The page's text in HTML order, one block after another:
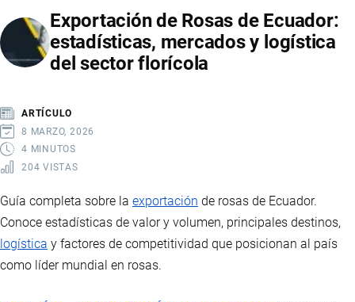
Exportación de Rosas de Ecuador:
estadísticas, mercados y logística
del sector florícola
ARTÍCULO
8 MARZO, 2026
4 MINUTOS
204 VISTAS
Guía completa sobre la exportación de rosas de Ecuador.
Conoce estadísticas de valor y volumen, principales destinos,
logística y factores de competitividad que posicionan al país
como líder mundial en rosas.